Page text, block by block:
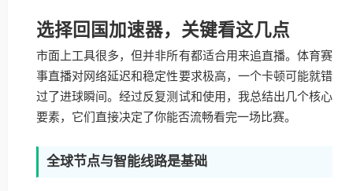
选择回国加速器，关键看这几点
市面上工具很多，但并非所有都适合用来追直播。体育赛
事直播对网络延迟和稳定性要求极高，一个卡顿可能就错
过了进球瞬间。经过反复测试和使用，我总结出几个核心
要素，它们直接决定了你能否流畅看完一场比赛。
全球节点与智能线路是基础